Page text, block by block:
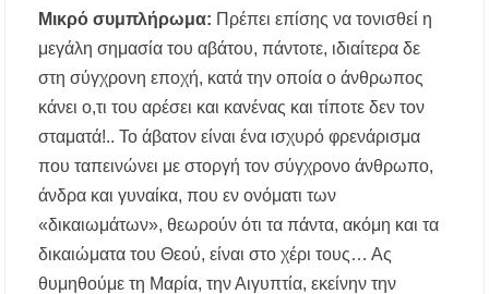
Μικρό συμπλήρωμα: Πρέπει επίσης να τονισθεί η
μεγάλη σημασία του αβάτου, πάντοτε, ιδιαίτερα δε
στη σύγχρονη εποχή, κατά την οποία ο άνθρωπος
κάνει ο,τι του αρέσει και κανένας και τίποτε δεν τον
σταματά!.. Το άβατον είναι ένα ισχυρό φρενάρισμα
που ταπεινώνει με στοργή τον σύγχρονο άνθρωπο,
άνδρα και γυναίκα, που εν ονόματι των
«δικαιωμάτων», θεωρούν ότι τα πάντα, ακόμη και τα
δικαιώματα του Θεού, είναι στο χέρι τους… Ας
θυμηθούμε τη Μαρία, την Αιγυπτία, εκείνην την